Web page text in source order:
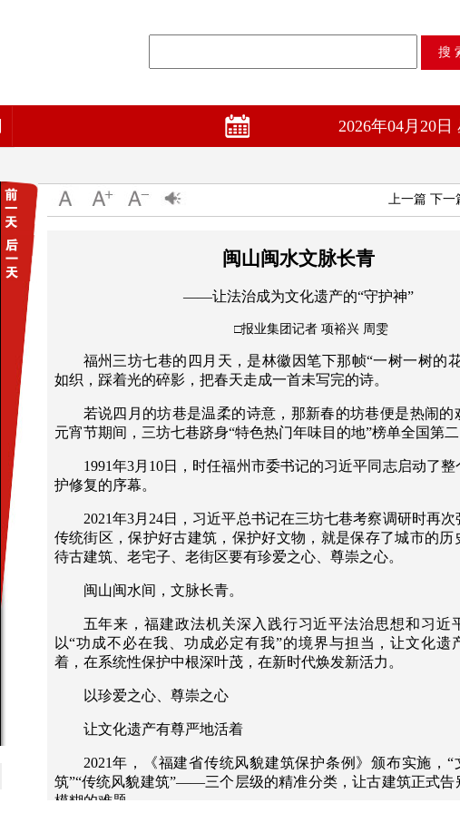
2026年04月20日
上一篇 下一
闽山闽水文脉长青
——让法治成为文化遗产的“守护神”
□报业集团记者 项裕兴 周雯
福州三坊七巷的四月天，是林徽因笔下那帧“一树一树的
如织，踩着光的碎影，把春天走成一首未写完的诗。
若说四月的坊巷是温柔的诗意，那新春的坊巷便是热闹的
元宵节期间，三坊七巷跻身“特色热门年味目的地”榜单全国第二
1991年3月10日，时任福州市委书记的习近平同志启动了
护修复的序幕。
2021年3月24日，习近平总书记在三坊七巷考察调研时再
传统街区，保护好古建筑，保护好文物，就是保存了城市的历
待古建筑、老宅子、老街区要有珍爱之心、尊崇之心。
闽山闽水间，文脉长青。
五年来，福建政法机关深入践行习近平法治思想和习近
以“功成不必在我、功成必定有我”的境界与担当，让文化遗
着，在系统性保护中根深叶茂，在新时代焕发新活力。
以珍爱之心、尊崇之心
让文化遗产有尊严地活着
2021年，《福建省传统风貌建筑保护条例》颁布实施，“
筑”“传统风貌建筑”——三个层级的精准分类，让古建筑正式告
模糊的难题。